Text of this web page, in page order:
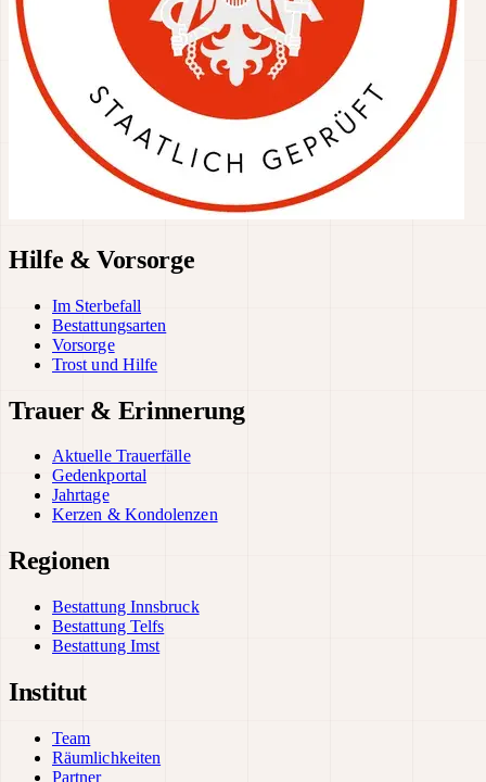
Hilfe & Vorsorge
Im Sterbefall
Bestattungsarten
Vorsorge
Trost und Hilfe
Trauer & Erinnerung
Aktuelle Trauerfälle
Gedenkportal
Jahrtage
Kerzen & Kondolenzen
Regionen
Bestattung Innsbruck
Bestattung Telfs
Bestattung Imst
Institut
Team
Räumlichkeiten
Partner